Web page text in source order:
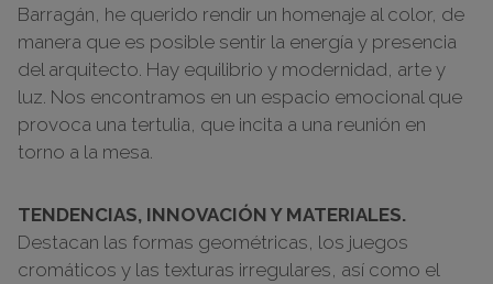
Barragán, he querido rendir un homenaje al color, de
manera que es posible sentir la energía y presencia
del arquitecto. Hay equilibrio y modernidad, arte y
luz. Nos encontramos en un espacio emocional que
provoca una tertulia, que incita a una reunión en
torno a la mesa.
TENDENCIAS, INNOVACIÓN Y MATERIALES.
Destacan las formas geométricas, los juegos
cromáticos y las texturas irregulares, así como el